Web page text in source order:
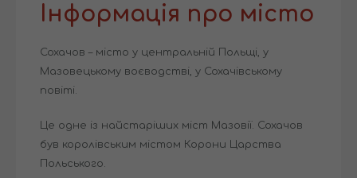
Інформація про місто
Сохачов – місто у центральній Польщі, у
Мазовецькому воєводстві, у Сохачівському
повіті.
Це одне із найстаріших міст Мазовії. Сохачов
був королівським містом Корони Царства
Польського.